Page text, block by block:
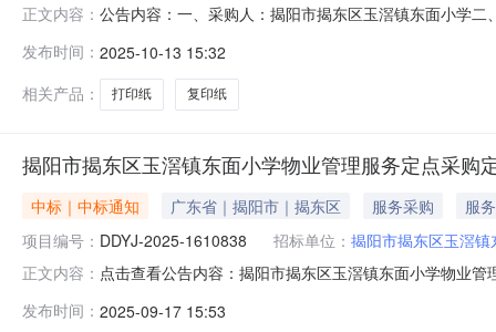
正文内容： 公告内容：一、采购人：揭阳市揭东区玉滘镇东面小学
发布时间： 2025-10-13 15:32
相关产品：
打印纸 复印纸
揭阳市揭东区玉滘镇东面小学物业管理服务定点采购
中标｜中标通知 广东省｜揭阳市｜揭东区 服务采购
服务
项目编号： DDYJ-2025-1610838 招标单位： 揭阳市揭东区玉滘镇
正文内容： 点击查看公告内容：揭阳市揭东区玉滘镇东面小学物业
交价：3970.00（叁仟玖佰柒拾元整）（三）成交标的明
发布时间： 2025-09-17 15:53